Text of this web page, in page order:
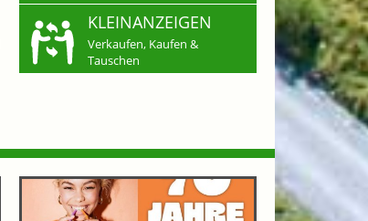
KLEINANZEIGEN
Verkaufen, Kaufen &
Tauschen